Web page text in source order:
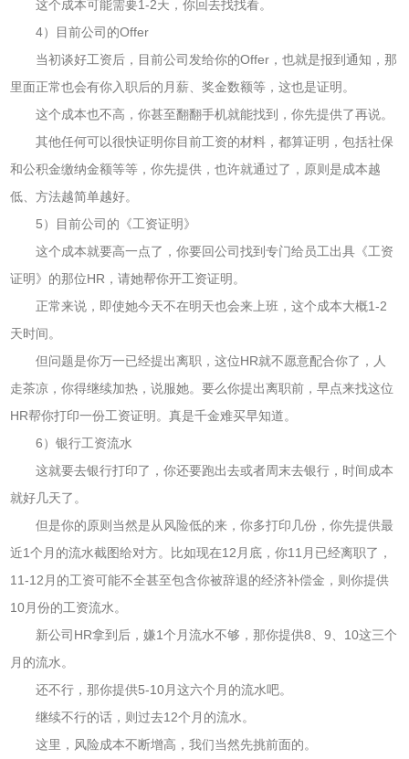
这个成本可能需要1-2天，你回去找找看。
4）目前公司的Offer
当初谈好工资后，目前公司发给你的Offer，也就是报到通知，那
里面正常也会有你入职后的月薪、奖金数额等，这也是证明。
这个成本也不高，你甚至翻翻手机就能找到，你先提供了再说。
其他任何可以很快证明你目前工资的材料，都算证明，包括社保
和公积金缴纳金额等等，你先提供，也许就通过了，原则是成本越
低、方法越简单越好。
5）目前公司的《工资证明》
这个成本就要高一点了，你要回公司找到专门给员工出具《工资
证明》的那位HR，请她帮你开工资证明。
正常来说，即使她今天不在明天也会来上班，这个成本大概1-2
天时间。
但问题是你万一已经提出离职，这位HR就不愿意配合你了，人
走茶凉，你得继续加热，说服她。要么你提出离职前，早点来找这位
HR帮你打印一份工资证明。真是千金难买早知道。
6）银行工资流水
这就要去银行打印了，你还要跑出去或者周末去银行，时间成本
就好几天了。
但是你的原则当然是从风险低的来，你多打印几份，你先提供最
近1个月的流水截图给对方。比如现在12月底，你11月已经离职了，
11-12月的工资可能不全甚至包含你被辞退的经济补偿金，则你提供
10月份的工资流水。
新公司HR拿到后，嫌1个月流水不够，那你提供8、9、10这三个
月的流水。
还不行，那你提供5-10月这六个月的流水吧。
继续不行的话，则过去12个月的流水。
这里，风险成本不断增高，我们当然先挑前面的。